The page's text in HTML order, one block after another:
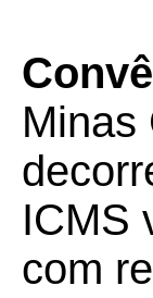
Minas
ICMS
com